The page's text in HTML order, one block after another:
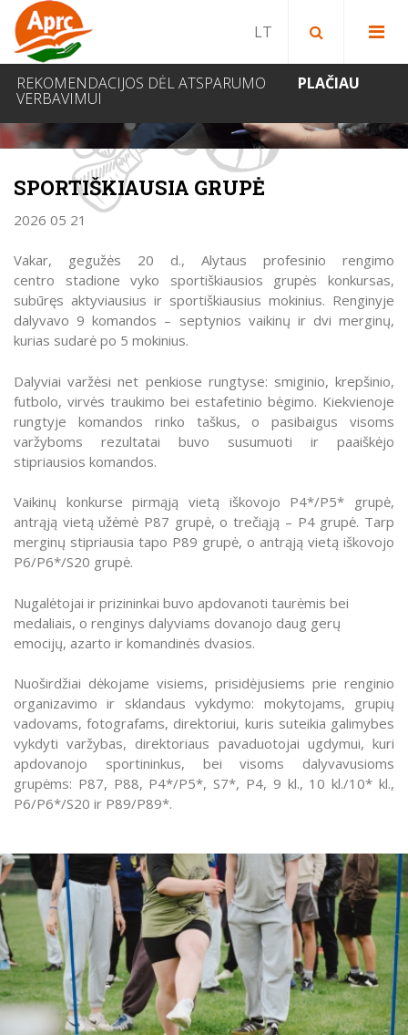
REKOMENDACIJOS DĖL ATSPARUMO
VERBAVIMUI
PLAČIAU
Paieška bibliotekoje
NAUJIENOS
SPORTIŠKIAUSIA GRUPĖ
2026 05 21
Vakar, gegužės 20 d., Alytaus profesinio rengimo
centro stadione vyko sportiškiausios grupės konkursas,
subūręs aktyviausius ir sportiškiausius mokinius. Renginyje
dalyvavo 9 komandos – septynios vaikinų ir dvi merginų,
kurias sudarė po 5 mokinius.
Dalyviai varžėsi net penkiose rungtyse: smiginio, krepšinio,
futbolo, virvės traukimo bei estafetinio bėgimo. Kiekvienoje
rungtyje komandos rinko taškus, o pasibaigus visoms
varžyboms rezultatai buvo susumuoti ir paaiškėjo
stipriausios komandos.
Vaikinų konkurse pirmąją vietą iškovojo P4*/P5* grupė,
antrąją vietą užėmė P87 grupė, o trečiąją – P4 grupė. Tarp
merginų stipriausia tapo P89 grupė, o antrąją vietą iškovojo
P6/P6*/S20 grupė.
Nugalėtojai ir prizininkai buvo apdovanoti taurėmis bei
medaliais, o renginys dalyviams dovanojo daug gerų
emocijų, azarto ir komandinės dvasios.
Nuoširdžiai dėkojame visiems, prisidėjusiems prie renginio
organizavimo ir sklandaus vykdymo: mokytojams, grupių
vadovams, fotografams, direktoriui, kuris suteikia galimybes
vykdyti varžybas, direktoriaus pavaduotojai ugdymui, kuri
apdovanojo sportininkus, bei visoms dalyvavusioms
grupėms: P87, P88, P4*/P5*, S7*, P4, 9 kl., 10 kl./10* kl.,
P6/P6*/S20 ir P89/P89*.